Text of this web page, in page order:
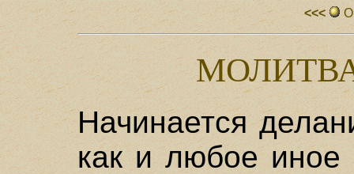
<<<
Начинается
как и любое иное